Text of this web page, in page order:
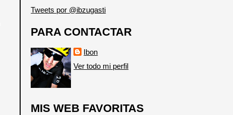
Tweets por @ibzugasti
PARA CONTACTAR
Ibon
Ver todo mi perfil
MIS WEB FAVORITAS